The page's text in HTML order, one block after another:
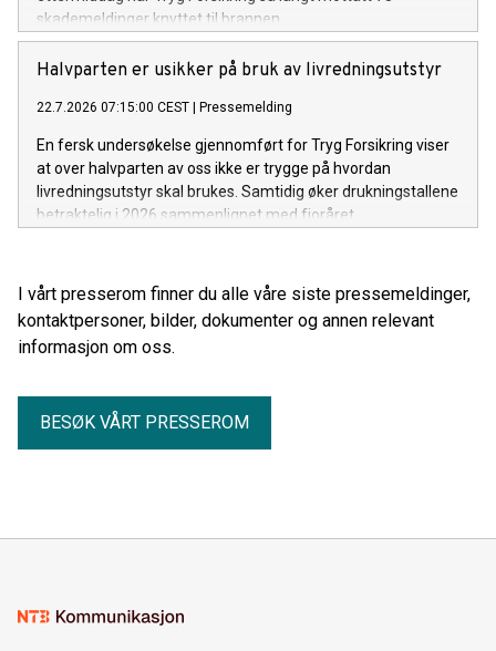
skademeldinger knyttet til brannen.
Halvparten er usikker på bruk av livredningsutstyr
22.7.2026 07:15:00 CEST | Pressemelding
En fersk undersøkelse gjennomført for Tryg Forsikring viser
at over halvparten av oss ikke er trygge på hvordan
livredningsutstyr skal brukes. Samtidig øker drukningstallene
betraktelig i 2026 sammenlignet med fjoråret.
I vårt presserom finner du alle våre siste pressemeldinger,
kontaktpersoner, bilder, dokumenter og annen relevant
informasjon om oss.
BESØK VÅRT PRESSEROM